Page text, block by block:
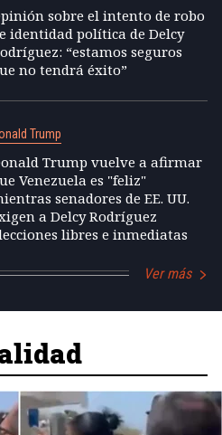
sobre el intento de robo
identidad política de Delcy
“estamos seguros
no tendrá éxito”
Trump
Trump vuelve a afirmar
Venezuela es "feliz"
senadores de EE. UU.
a Delcy Rodríguez
libres e inmediatas
Ver más